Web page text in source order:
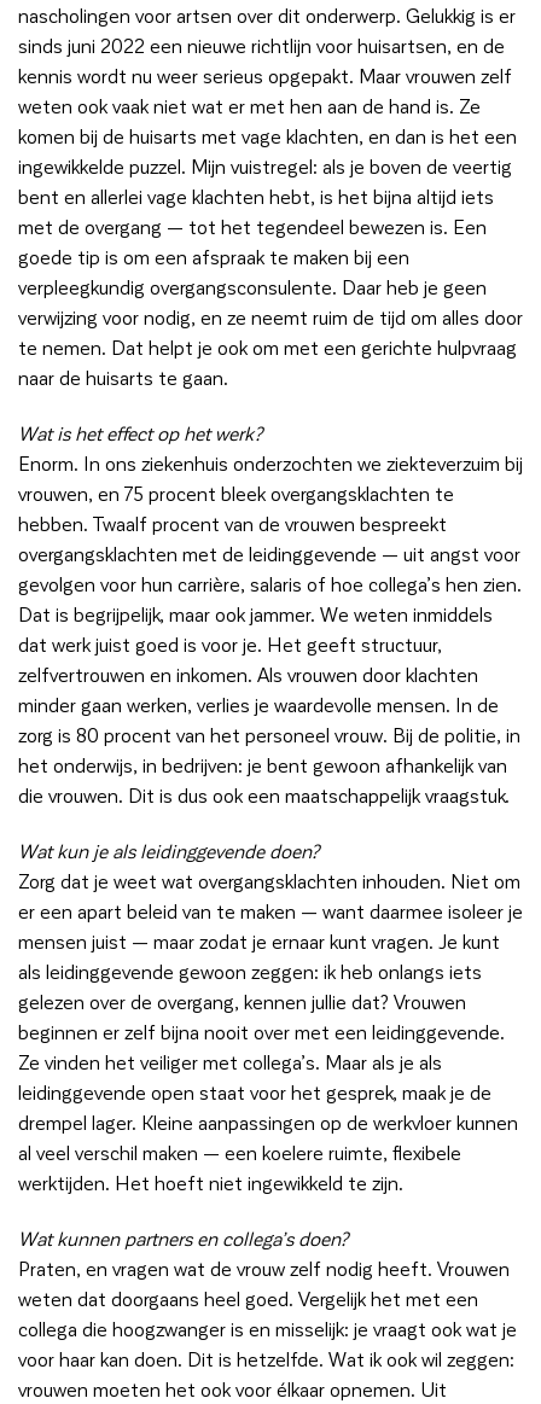
nascholingen voor artsen over dit onderwerp. Gelukkig is er
sinds juni 2022 een nieuwe richtlijn voor huisartsen, en de
kennis wordt nu weer serieus opgepakt. Maar vrouwen zelf
weten ook vaak niet wat er met hen aan de hand is. Ze
komen bij de huisarts met vage klachten, en dan is het een
ingewikkelde puzzel. Mijn vuistregel: als je boven de veertig
bent en allerlei vage klachten hebt, is het bijna altijd iets
met de overgang — tot het tegendeel bewezen is. Een
goede tip is om een afspraak te maken bij een
verpleegkundig overgangsconsulente. Daar heb je geen
verwijzing voor nodig, en ze neemt ruim de tijd om alles door
te nemen. Dat helpt je ook om met een gerichte hulpvraag
naar de huisarts te gaan.
Wat is het effect op het werk?
Enorm. In ons ziekenhuis onderzochten we ziekteverzuim bij
vrouwen, en 75 procent bleek overgangsklachten te
hebben. Twaalf procent van de vrouwen bespreekt
overgangsklachten met de leidinggevende — uit angst voor
gevolgen voor hun carrière, salaris of hoe collega’s hen zien.
Dat is begrijpelijk, maar ook jammer. We weten inmiddels
dat werk juist goed is voor je. Het geeft structuur,
zelfvertrouwen en inkomen. Als vrouwen door klachten
minder gaan werken, verlies je waardevolle mensen. In de
zorg is 80 procent van het personeel vrouw. Bij de politie, in
het onderwijs, in bedrijven: je bent gewoon afhankelijk van
die vrouwen. Dit is dus ook een maatschappelijk vraagstuk.
Wat kun je als leidinggevende doen?
Zorg dat je weet wat overgangsklachten inhouden. Niet om
er een apart beleid van te maken — want daarmee isoleer je
mensen juist — maar zodat je ernaar kunt vragen. Je kunt
als leidinggevende gewoon zeggen: ik heb onlangs iets
gelezen over de overgang, kennen jullie dat? Vrouwen
beginnen er zelf bijna nooit over met een leidinggevende.
Ze vinden het veiliger met collega’s. Maar als je als
leidinggevende open staat voor het gesprek, maak je de
drempel lager. Kleine aanpassingen op de werkvloer kunnen
al veel verschil maken — een koelere ruimte, flexibele
werktijden. Het hoeft niet ingewikkeld te zijn.
Wat kunnen partners en collega’s doen?
Praten, en vragen wat de vrouw zelf nodig heeft. Vrouwen
weten dat doorgaans heel goed. Vergelijk het met een
collega die hoogzwanger is en misselijk: je vraagt ook wat je
voor haar kan doen. Dit is hetzelfde. Wat ik ook wil zeggen:
vrouwen moeten het ook voor élkaar opnemen. Uit